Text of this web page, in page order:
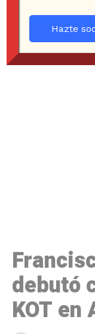
debutó
KOT
Hazte